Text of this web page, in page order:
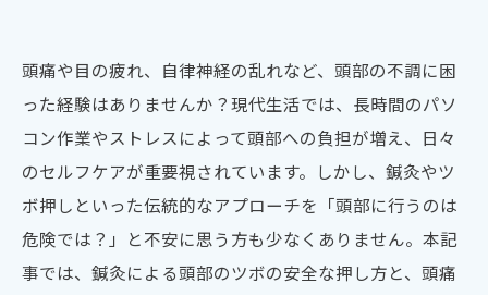
頭痛や目の疲れ、自律神経の乱れなど、頭部の不調に困
った経験はありませんか？現代生活では、長時間のパソ
コン作業やストレスによって頭部への負担が増え、日々
のセルフケアが重要視されています。しかし、鍼灸やツ
ボ押しといった伝統的なアプローチを「頭部に行うのは
危険では？」と不安に思う方も少なくありません。本記
事では、鍼灸による頭部のツボの安全な押し方と、頭痛